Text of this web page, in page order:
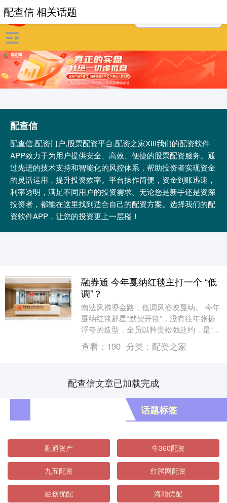
配查信
配查信,配资门户,股票配资平台,配资之家XIII‌我们的配资软件
APP致力于为用户提供安全、高效、便捷的股票配资服务。通
过先进的技术支持和智能化的风控体系，帮助投资者实现资金
的灵活运用，提升投资效率。平台操作简便，资金到账迅速，
利率透明，满足不同用户的投资需求。无论您是新手还是资深
投资者，都能在这里找到适合自己的配资方案。选择我们的配
资软件APP，让您的投资更上一层楼！
配查信 相关话题
融券通 今年戛纳红毯主打一个 “低
调”？
南法风拂鎏金路，低调风姿映戛纳。 今年
戛纳红毯群星“默契开毯”，没有往年张扬
浮夸的造型，全员以矜贵松弛赴约，是“低
开低走”还是打了一手“低调高端局”？ 巩俐
身着....
查看： 190 分类： 配资之家
配查信文章已加载完成
话题标签
融通资产 牛360配资
九五配资 红腾网配资
融创优配 海顺优配